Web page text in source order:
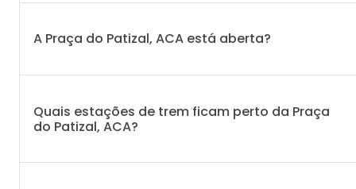
A Praça do Patizal, ACA está aberta?
Quais estações de trem ficam perto da Praça
do Patizal, ACA?